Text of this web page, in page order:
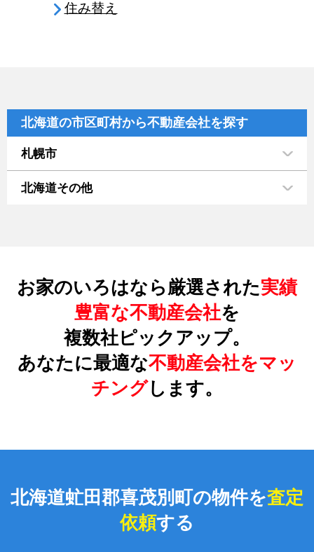
住み替え
北海道の市区町村から不動産会社を探す
札幌市
北海道その他
お家のいろはなら厳選された実績
豊富な不動産会社を
複数社ピックアップ。
あなたに最適な不動産会社をマッ
チングします。
北海道虻田郡喜茂別町の物件を査定
依頼する